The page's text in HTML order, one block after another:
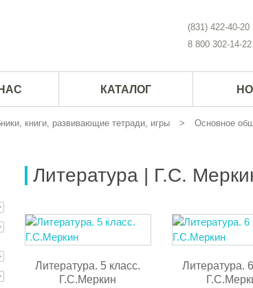
(831) 422-40-20
8 800 302-14-22
КАТАЛОГ
книги, развивающие тетради, игры Основное
Литература | Г.С.
Литература. 5 класс.
Г.С.Меркин
Литература.